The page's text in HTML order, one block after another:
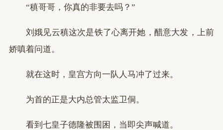
“稹哥哥，你真的非要去吗？”
刘娥见云稹这次是铁了心离开她，醋意大发，上前
娇嗔着问道。
就在这时，皇宫方向一队人马冲了过来。
为首的正是大内总管太监卫侗。
看到七皇子德隆被围困，当即尖声喊道。